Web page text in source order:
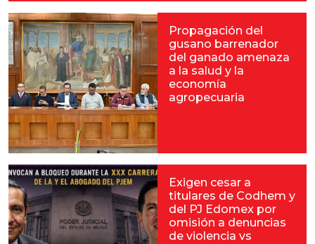
Propagación del
gusano barrenador
del ganado amenaza
a la salud y la
economía
agropecuaria
Exigen cesar a
titulares de Codhem y
del PJ Edomex por
omisión a denuncias
de violencia vs